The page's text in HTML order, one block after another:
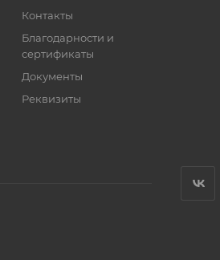
Контакты
Благодарности и
сертификаты
Документы
Реквизиты